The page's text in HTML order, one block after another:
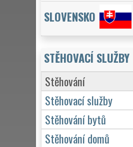
SLOVENSKO
STĚHOVACÍ SLUŽBY
Stěhování
Stěhovací služby
Stěhování bytů
Stěhování domů